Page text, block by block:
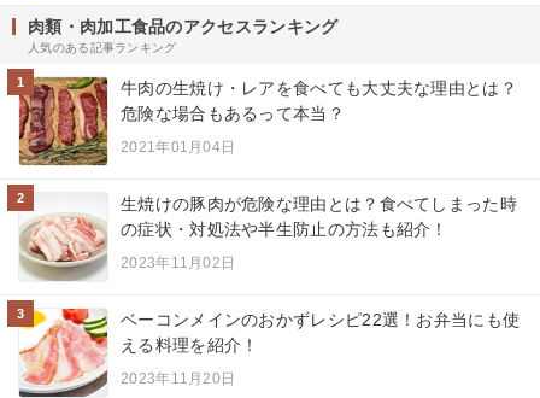
肉類・肉加工食品のアクセスランキング
人気のある記事ランキング
1
牛肉の生焼け・レアを食べても大丈夫な理由とは？
危険な場合もあるって本当？
2021年01月04日
2
生焼けの豚肉が危険な理由とは？食べてしまった時
の症状・対処法や半生防止の方法も紹介！
2023年11月02日
3
ベーコンメインのおかずレシピ22選！お弁当にも使
える料理を紹介！
2023年11月20日